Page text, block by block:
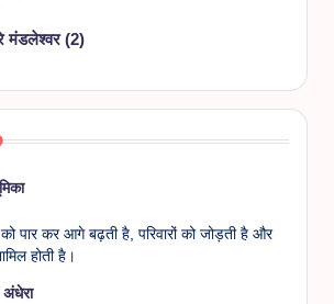
मंडलेश्वर(2)
पार कर आगे बढ़ती है, परिवारों को जोड़ती है और
होती है।
अंधेरा